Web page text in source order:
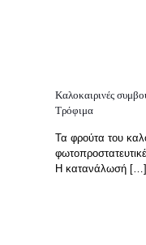
Καλοκαιρινές
Τρόφιμα
Τα φρούτα του
Η κατανάλωσή […]